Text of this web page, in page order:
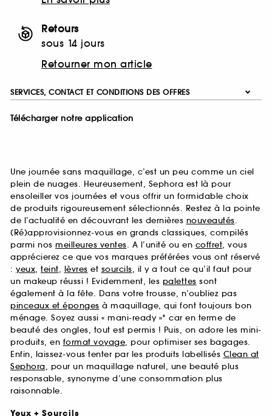
Retours
sous 14 jours
Retourner mon article
SERVICES, CONTACT ET CONDITIONS DES OFFRES
Télécharger notre application
Une journée sans maquillage, c’est un peu comme un ciel
plein de nuages. Heureusement, Sephora est là pour
ensoleiller vos journées et vous offrir un formidable choix
de produits rigoureusement sélectionnés. Restez à la pointe
de l’actualité en découvrant les dernières nouveautés.
(Ré)approvisionnez-vous en grands classiques, compilés
parmi nos meilleures ventes. A l’unité ou en coffret, vous
apprécierez ce que vos marques préférées vous ont réservé
: yeux, teint, lèvres et sourcils, il y a tout ce qu’il faut pour
un makeup réussi ! Evidemment, les palettes sont
également à la fête. Dans votre trousse, n’oubliez pas
pinceaux et éponges à maquillage, qui font toujours bon
ménage. Soyez aussi « mani-ready »* car en terme de
beauté des ongles, tout est permis ! Puis, on adore les mini-
produits, en format voyage, pour optimiser ses bagages.
Enfin, laissez-vous tenter par les produits labellisés Clean at
Sephora, pour un maquillage naturel, une beauté plus
responsable, synonyme d’une consommation plus
raisonnable.
Yeux + Sourcils